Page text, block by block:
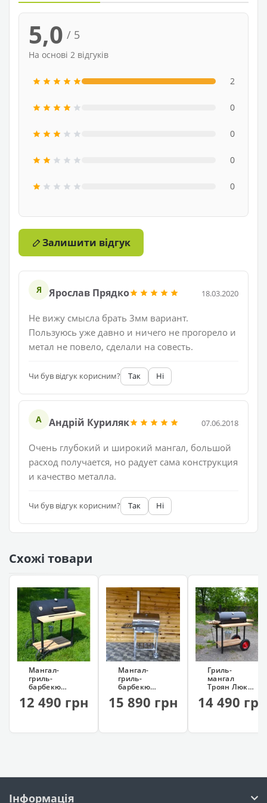
5,0 / 5
На основі 2 відгуків
2
0
0
0
0
Залишити відгук
Я Ярослав Прядко 18.03.2020
Не вижу смысла брать 3мм вариант.
Пользуюсь уже давно и ничего не прогорело и
метал не повело, сделали на совесть.
Чи був відгук корисним? Так Ні
А Андрій Куриляк 07.06.2018
Очень глубокий и широкий мангал, большой
расход получается, но радует сама конструкция
и качество металла.
Чи був відгук корисним? Так Ні
Схожі товари
Мангал-
гриль-
барбекю
см, на
12 490 грн
Мангал-
гриль-
барбекю
нержавійки
15 890 грн
Гриль-
мангал
Троян Люкс
13 шампурів)
14 490 грн
Інформація